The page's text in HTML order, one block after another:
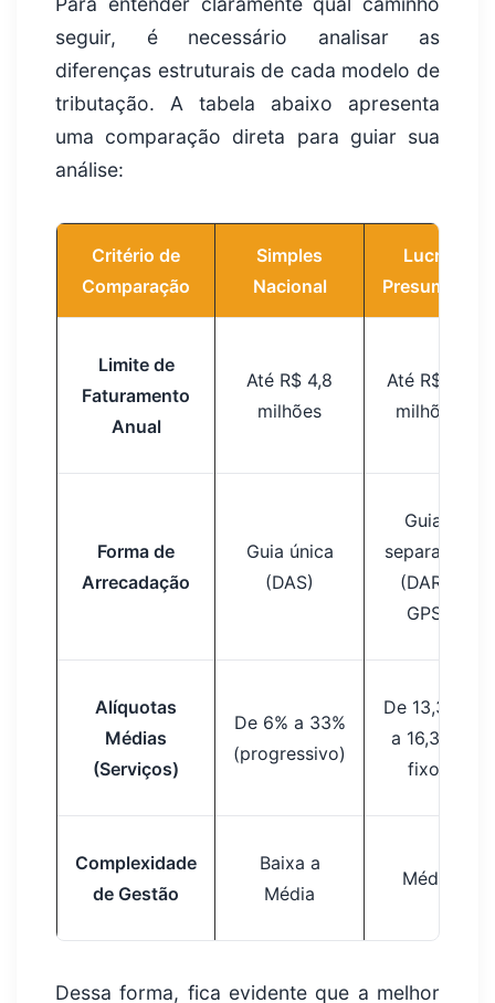
seguir, é necessário analisar as
diferenças estruturais de cada modelo de
tributação. A tabela abaixo apresenta
uma comparação direta para guiar sua
análise:
Critério de
Comparação
Simples
Nacional
Lucro
Presumido
Limite de
Faturamento
Anual
Até R$ 4,8
milhões
Até R$ 78
milhões
Forma de
Arrecadação
Guia única
(DAS)
Guias
separadas
(DARF,
GPS)
Alíquotas
Médias
(Serviços)
De 6% a 33%
(progressivo)
De 13,33%
a 16,33%
fixos
Complexidade
de Gestão
Baixa a
Média
Média
Dessa forma, fica evidente que a melhor